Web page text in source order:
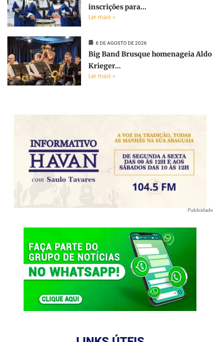
inscrições para...
Ler mais »
6 DE AGOSTO DE 2026
Big Band Brusque homenageia Aldo
Krieger...
Ler mais »
Publicidade